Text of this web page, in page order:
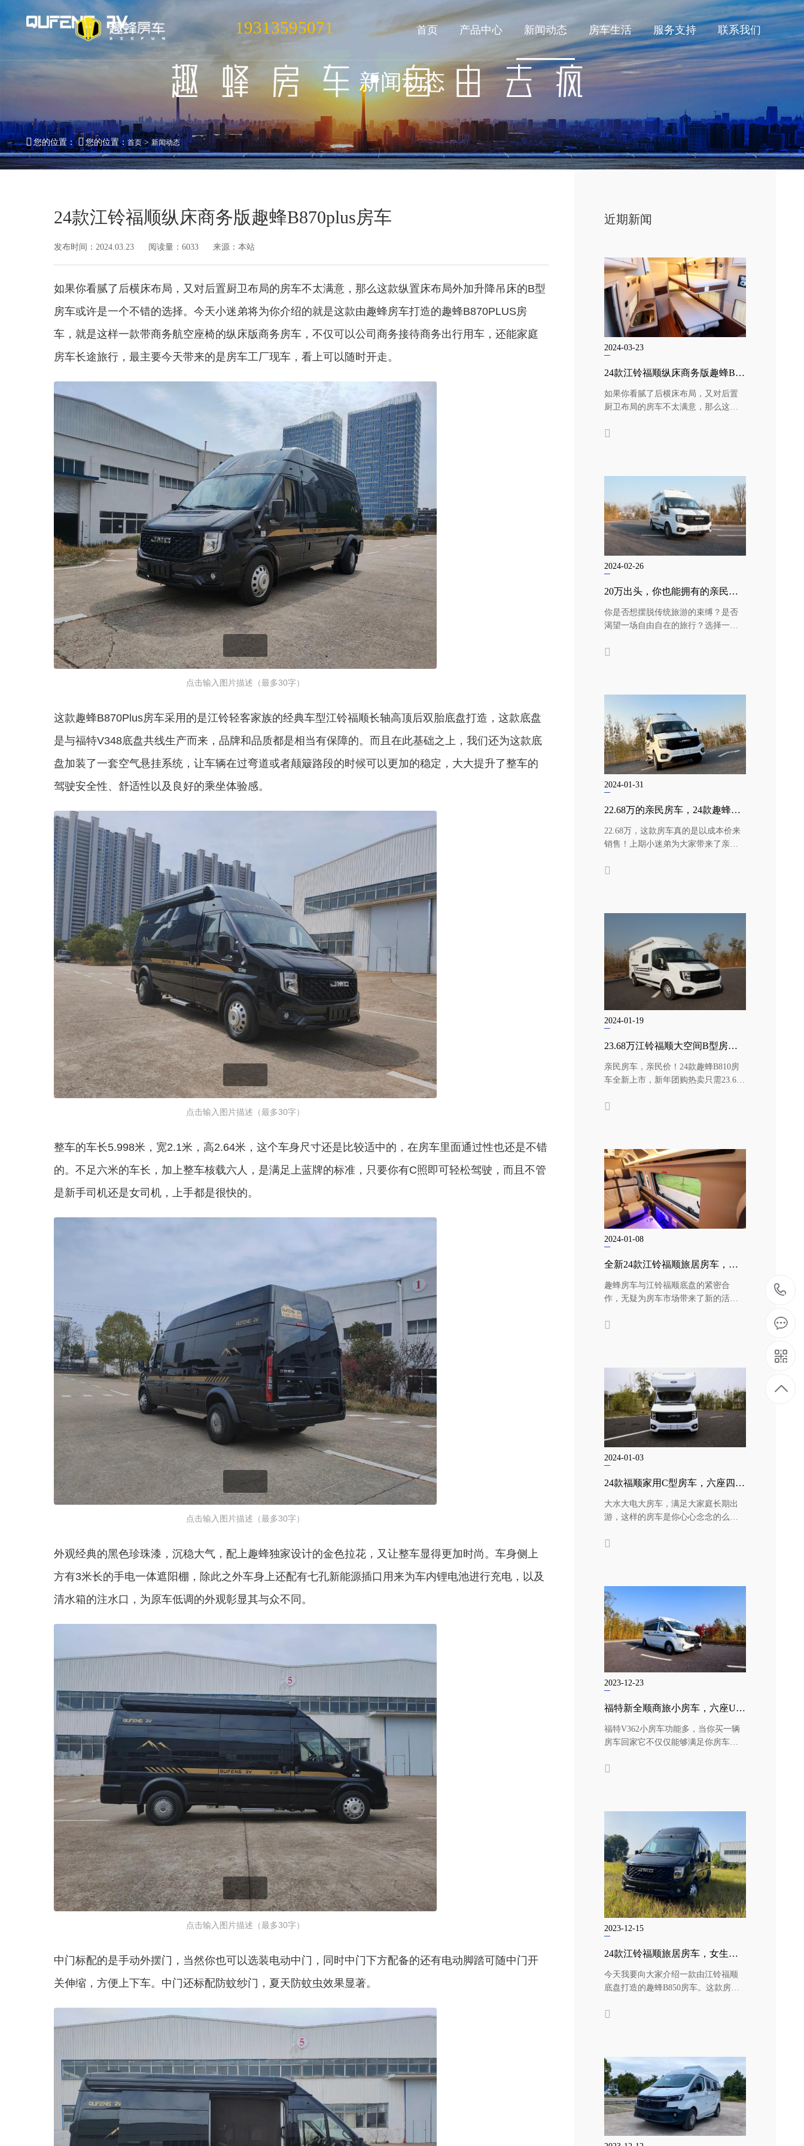
19313595071 首页 产品中心 新闻动态 房车生活 服务支持 联系我们
新闻动态
您的位置： 您的位置： 首页>新闻动态
24款江铃福顺纵床商务版趣蜂B870plus房车
发布时间：2024.03.23 阅读量：6033 来源：本站
如果你看腻了后横床布局，又对后置厨卫布局的房车不太满意，那么这款纵置床布局外加升降吊床的B型
房车或许是一个不错的选择。今天小迷弟将为你介绍的就是这款由趣蜂房车打造的趣蜂B870PLUS房
车，就是这样一款带商务航空座椅的纵床版商务房车，不仅可以公司商务接待商务出行用车，还能家庭
房车长途旅行，最主要今天带来的是房车工厂现车，看上可以随时开走。
点击输入图片描述（最多30字）
这款趣蜂B870Plus房车采用的是江铃轻客家族的经典车型江铃福顺长轴高顶后双胎底盘打造，这款底盘
是与福特V348底盘共线生产而来，品牌和品质都是相当有保障的。而且在此基础之上，我们还为这款底
盘加装了一套空气悬挂系统，让车辆在过弯道或者颠簸路段的时候可以更加的稳定，大大提升了整车的
驾驶安全性、舒适性以及良好的乘坐体验感。
点击输入图片描述（最多30字）
整车的车长5.998米，宽2.1米，高2.64米，这个车身尺寸还是比较适中的，在房车里面通过性也还是不错
的。不足六米的车长，加上整车核载六人，是满足上蓝牌的标准，只要你有C照即可轻松驾驶，而且不管
是新手司机还是女司机，上手都是很快的。
点击输入图片描述（最多30字）
外观经典的黑色珍珠漆，沉稳大气，配上趣蜂独家设计的金色拉花，又让整车显得更加时尚。车身侧上
方有3米长的手电一体遮阳棚，除此之外车身上还配有七孔新能源插口用来为车内锂电池进行充电，以及
清水箱的注水口，为原车低调的外观彰显其与众不同。
点击输入图片描述（最多30字）
中门标配的是手动外摆门，当然你也可以选装电动中门，同时中门下方配备的还有电动脚踏可随中门开
关伸缩，方便上下车。中门还标配防蚊纱门，夏天防蚊虫效果显著。
近期新闻
2024-03-23
24款江铃福顺纵床商务版趣蜂B870plus房车
如果你看腻了后横床布局，又对后置
厨卫布局的房车不太满意，那么这款
2024-02-26
20万出头，你也能拥有的亲民房车！江铃福顺B型房车火热团购中！
你是否想摆脱传统旅游的束缚？是否
渴望一场自由自在的旅行？选择一款
2024-01-31
22.68万的亲民房车，24款趣蜂B710房车成本价团购热卖中！
22.68万，这款房车真的是以成本价来
销售！上期小迷弟为大家带来了亲民
2024-01-19
23.68万江铃福顺大空间B型房车，24款趣蜂B810房车团购热卖中！
亲民房车，亲民价！24款趣蜂B810房
车全新上市，新年团购热卖只需23.68
2024-01-08
全新24款江铃福顺旅居房车，空间大通过性强，情侣出游首选!趣蜂江铃B850
趣蜂房车与江铃福顺底盘的紧密合
作，无疑为房车市场带来了新的活力
2024-01-03
24款福顺家用C型房车，六座四卧大水电大空间-趣蜂C810房车
大水大电大房车，满足大家庭长期出
游，这样的房车是你心心念念的么？
2023-12-23
福特新全顺商旅小房车，六座U型沙发后置厨卫舒适实用，趣蜂B660
福特V362小房车功能多，当你买一辆
房车回家它不仅仅能够满足你房车的
2023-12-15
24款江铃福顺旅居房车，女生轻松驾驶，超大空间趣蜂江铃B850
今天我要向大家介绍一款由江铃福顺
底盘打造的趣蜂B850房车。这款房车